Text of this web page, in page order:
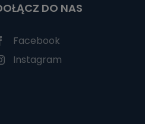
DO NAS
Facebook
Instagram